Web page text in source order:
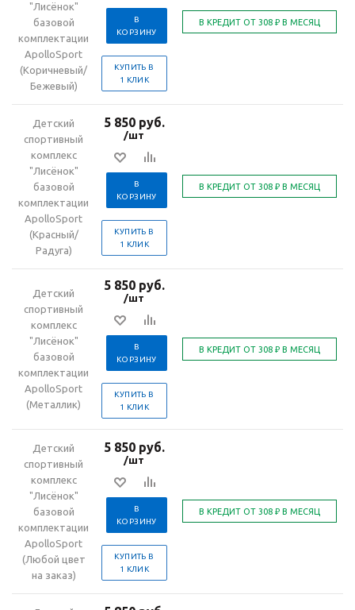
"Лисёнок"
базовой
комплектации
ApolloSport
(Коричневый/
Бежевый)
В
КОРЗИНУ
КУПИТЬ В
1 КЛИК
Детский
спортивный
комплекс
"Лисёнок"
базовой
комплектации
ApolloSport
(Красный/
Радуга)
5 850 руб.
/шт
В
КОРЗИНУ
КУПИТЬ В
1 КЛИК
Детский
спортивный
комплекс
"Лисёнок"
базовой
комплектации
ApolloSport
(Металлик)
5 850 руб.
/шт
В
КОРЗИНУ
КУПИТЬ В
1 КЛИК
Детский
спортивный
комплекс
"Лисёнок"
базовой
комплектации
ApolloSport
(Любой цвет
на заказ)
5 850 руб.
/шт
В
КОРЗИНУ
КУПИТЬ В
1 КЛИК